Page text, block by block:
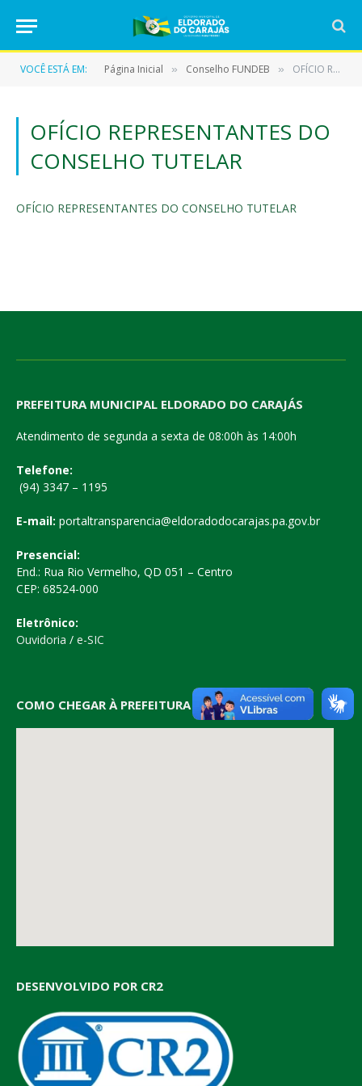
VOCÊ ESTÁ EM: Página Inicial » Conselho FUNDEB » OFÍCIO REPRESENTANTES DO CONSELHO TUTELAR
OFÍCIO REPRESENTANTES DO
CONSELHO TUTELAR
OFÍCIO REPRESENTANTES DO CONSELHO TUTELAR
PREFEITURA MUNICIPAL ELDORADO DO CARAJÁS
Atendimento de segunda a sexta de 08:00h às 14:00h
Telefone:
(94) 3347 – 1195
E-mail: portaltransparencia@eldoradodocarajas.pa.gov.br
Presencial:
End.: Rua Rio Vermelho, QD 051 – Centro
CEP: 68524-000
Eletrônico:
Ouvidoria / e-SIC
COMO CHEGAR À PREFEITURA
DESENVOLVIDO POR CR2